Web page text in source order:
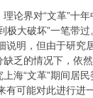
界对“文革”十年
极大破坏”一笔带
明，但由于研究
乏的情况下，依
海“文革”期间居
可能对此进行进